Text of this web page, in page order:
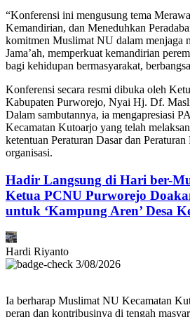
“Konferensi ini mengusung tema
Kemandirian, dan Meneduhkan
komitmen Muslimat NU dalam menjaga
Jama’ah, memperkuat kemandirian
bagi kehidupan bermasyarakat,
Konferensi secara resmi dibuka oleh
Kabupaten Purworejo, Nyai Hj. Df.
Dalam sambutannya, ia mengapresiasi
Kecamatan Kutoarjo yang telah
ketentuan Peraturan Dasar dan
organisasi.
Hadir Langsung di Hari ber-
Ketua PCNU Purworejo
untuk ‘Kampung Aren’ Desa
Hardi Riyanto
3/08/2026
Ia berharap Muslimat NU Kecamatan
peran dan kontribusinya di tengah